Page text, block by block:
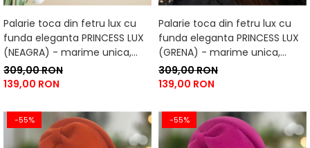
Palarie toca din fetru lux cu
funda eleganta PRINCESS LUX
(NEAGRA) - marime unica,
reglabila
309,00 RON
139,00 RON
Palarie toca din fetru lux cu
funda eleganta PRINCESS LUX
(GRENA) - marime unica,
reglabila
309,00 RON
139,00 RON
-55% -55%